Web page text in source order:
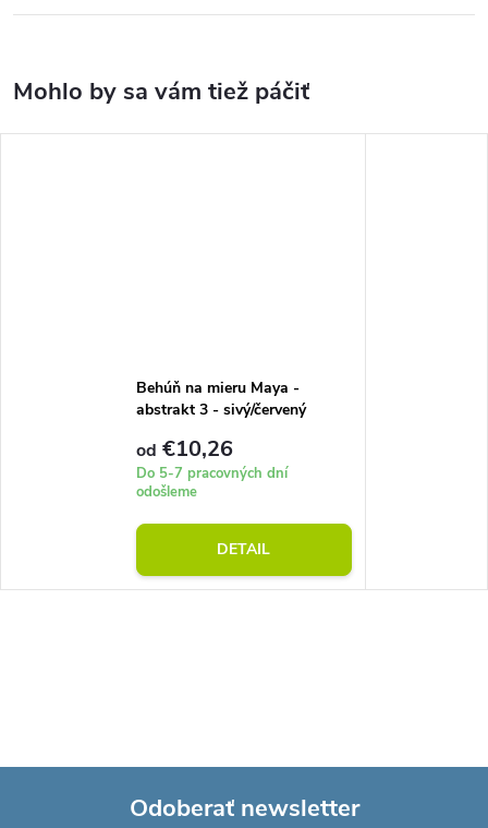
Behúň na mieru Maya -
abstrakt 3 - sivý/červený
od €10,26
Do 5-7 pracovných dní
odošleme
DETAIL
Odoberať newsletter